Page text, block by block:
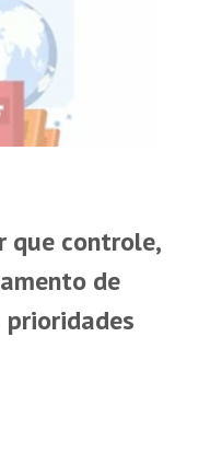
que controle,
de
prioridades